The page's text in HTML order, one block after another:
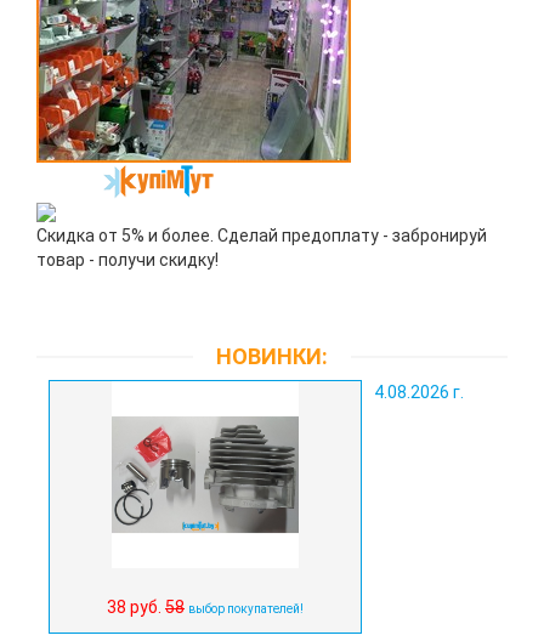
Скидка от 5% и более. Сделай предоплату - забронируй
товар - получи скидку!
НОВИНКИ:
4.08.2026 г.
38 руб. 58 выбор покупателей!